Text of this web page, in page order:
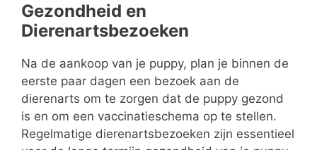
Gezondheid en
Dierenartsbezoeken
Na de aankoop van je puppy, plan je binnen de
eerste paar dagen een bezoek aan de
dierenarts om te zorgen dat de puppy gezond
is en om een vaccinatieschema op te stellen.
Regelmatige dierenartsbezoeken zijn essentieel